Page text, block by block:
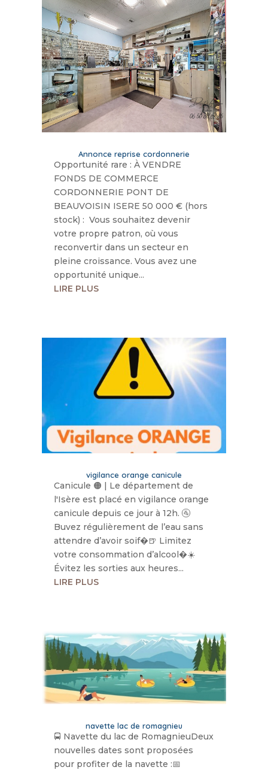
Annonce reprise cordonnerie
Opportunité rare : À VENDRE
FONDS DE COMMERCE
CORDONNERIE PONT DE
BEAUVOISIN ISERE 50 000 € (hors
stock) : Vous souhaitez devenir
votre propre patron, où vous
reconvertir dans un secteur en
pleine croissance. Vous avez une
opportunité unique...
LIRE PLUS
vigilance orange canicule
Canicule 🟠 | Le département de
l'Isère est placé en vigilance orange
canicule depuis ce jour à 12h. 🚰
Buvez régulièrement de l’eau sans
attendre d’avoir soif�🍺 Limitez
votre consommation d’alcool�☀️
Évitez les sorties aux heures...
LIRE PLUS
navette lac de romagnieu
🚍 Navette du lac de RomagnieuDeux
nouvelles dates sont proposées
pour profiter de la navette :📅